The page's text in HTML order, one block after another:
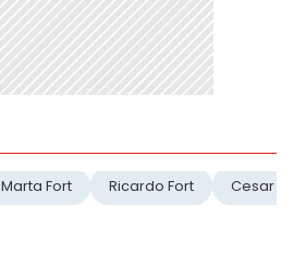
Marta Fort Ricardo Fort Cesar